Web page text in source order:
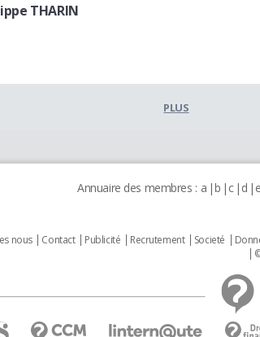
THARIN
PLUS
Annuaire des membres : a b c d e
nous Contact Publicité Recrutement Societé